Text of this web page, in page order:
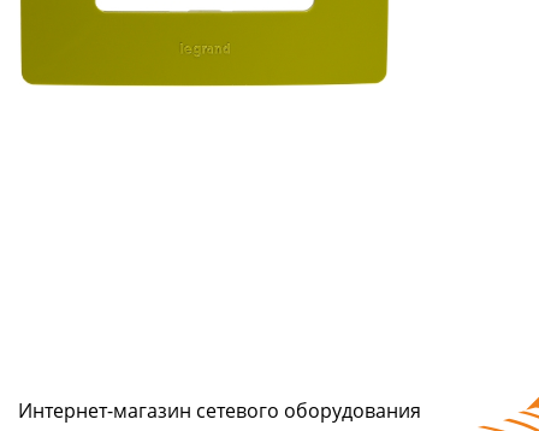
Интернет-магазин сетeвого оборудования